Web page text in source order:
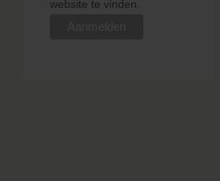
website te vinden.